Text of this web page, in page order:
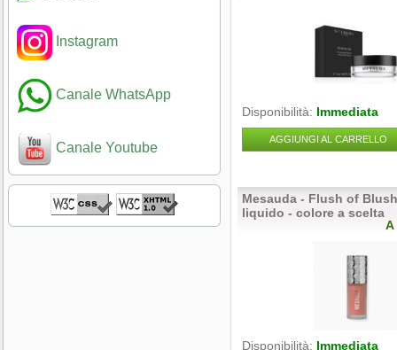
Instagram
Canale WhatsApp
Canale Youtube
Disponibilità: Immediata
AGGIUNGI AL CARRELLO
Mesauda - Flush of
liquido - colore a scelta
A
Disponibilità: Immediata